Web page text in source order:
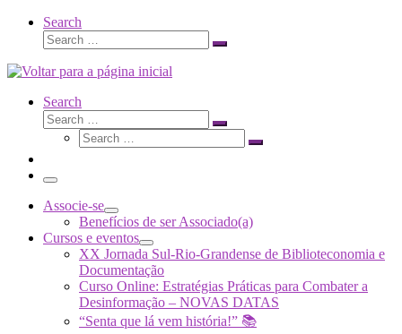
Search
Search
Search
Search
Search
Search
Search
Search
Menu
Associe-se
Benefícios de ser Associado(a)
Cursos e eventos
XX Jornada Sul-Rio-Grandense de Biblioteconomia e
Documentação
Curso Online: Estratégias Práticas para Combater a
Desinformação – NOVAS DATAS
“Senta que lá vem história!” 📚